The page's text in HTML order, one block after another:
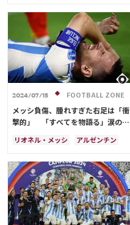
2024/07/15 FOOTBALL ZONE
メッシ負傷、腫れすぎた右足は「衝
撃的」 「すべてを物語る」涙の交
リオネル・メッシ
アルゼンチン